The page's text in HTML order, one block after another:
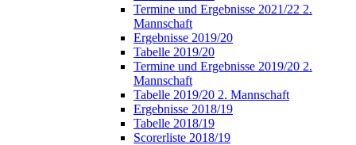
Termine und Ergebnisse 2021/22 2.
Mannschaft
Ergebnisse 2019/20
Tabelle 2019/20
Termine und Ergebnisse 2019/20 2.
Mannschaft
Tabelle 2019/20 2. Mannschaft
Ergebnisse 2018/19
Tabelle 2018/19
Scorerliste 2018/19